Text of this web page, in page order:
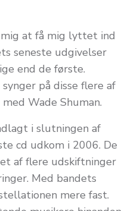
at få mig lyttet ind
seneste udgivelser
end de første.
på disse flere af
Wade Shuman.
i slutningen af
cd udkom i 2006. De
af flere udskiftninger
Med bandets
mere fast.